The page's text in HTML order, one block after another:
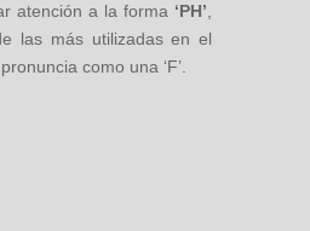
atención a la forma ‘PH’
las más utilizadas en el
como una ‘F’.